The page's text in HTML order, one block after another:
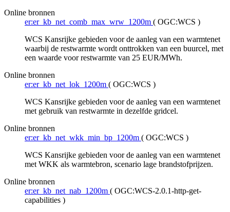
Online bronnen
er:er_kb_net_comb_max_wrw_1200m ( OGC:WCS )
WCS Kansrijke gebieden voor de aanleg van een warmtenet
waarbij de restwarmte wordt onttrokken van een buurcel, met
een waarde voor restwarmte van 25 EUR/MWh.
Online bronnen
er:er_kb_net_lok_1200m ( OGC:WCS )
WCS Kansrijke gebieden voor de aanleg van een warmtenet
met gebruik van restwarmte in dezelfde gridcel.
Online bronnen
er:er_kb_net_wkk_min_bp_1200m ( OGC:WCS )
WCS Kansrijke gebieden voor de aanleg van een warmtenet
met WKK als warmtebron, scenario lage brandstofprijzen.
Online bronnen
er:er_kb_net_nab_1200m ( OGC:WCS-2.0.1-http-get-
capabilities )